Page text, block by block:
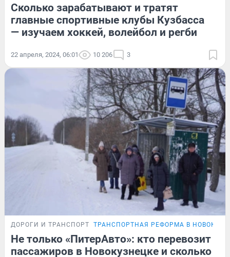
Сколько зарабатывают и тратят
главные спортивные клубы Кузбасса
— изучаем хоккей, волейбол и регби
22 апреля, 2024, 06:01 10 206 3
ДОРОГИ И ТРАНСПОРТ ТРАНСПОРТНАЯ РЕФОРМА В
Не только «ПитерАвто»: кто перевозит
пассажиров в Новокузнецке и сколько